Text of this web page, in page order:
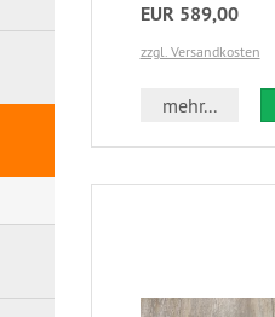
EUR 589,00
zzgl. Versandkosten
mehr...